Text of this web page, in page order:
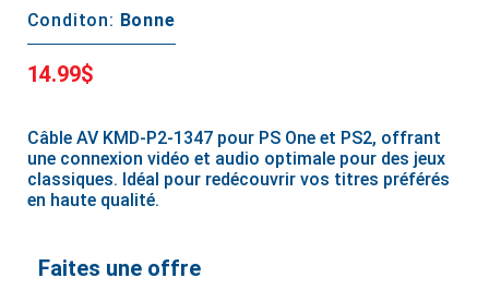
Conditon: Bonne
14.99$
Câble AV KMD-P2-1347 pour PS One et PS2, offrant
une connexion vidéo et audio optimale pour des jeux
classiques. Idéal pour redécouvrir vos titres préférés
en haute qualité.
Faites une offre